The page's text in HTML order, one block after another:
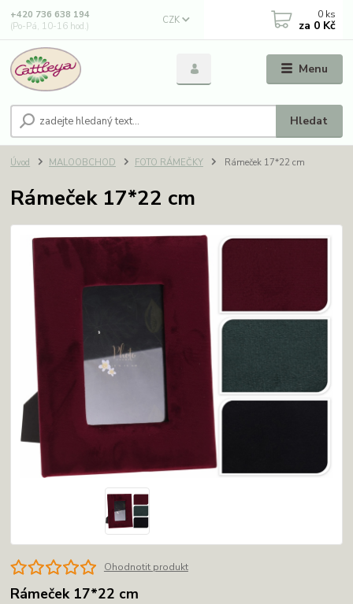
Menu
CZK
Hledat
+420 736 638 194
(Po-Pá, 10-16 hod.)
0 ks
za 0 Kč
Úvod MALOOBCHOD FOTO RÁMEČKY Rámeček 17*22 cm
Rámeček 17*22 cm
Ohodnotit produkt
Rámeček 17*22 cm